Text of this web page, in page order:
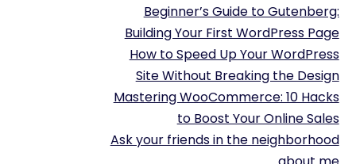
Beginner’s Guide to Gutenberg:
Building Your First WordPress Page
How to Speed Up Your WordPress
Site Without Breaking the Design
Mastering WooCommerce: 10 Hacks
to Boost Your Online Sales
Ask your friends in the neighborhood